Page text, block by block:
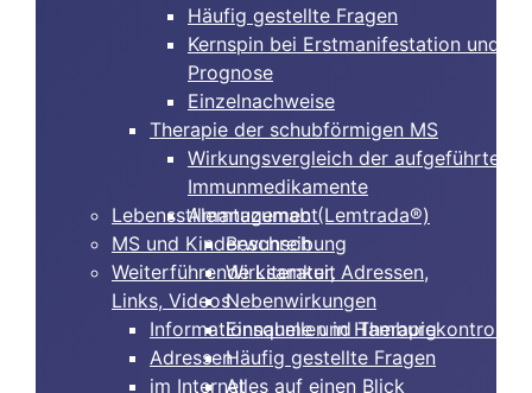
Häufig gestellte Fragen
Kernspin bei Erstmanifestation und
Prognose
Einzelnachweise
Therapie der schubförmigen MS
Wirkungsvergleich der aufgeführten
Immunmedikamente
Alemtuzumab (Lemtrada®)
Beschreibung
Wirksamkeit
Nebenwirkungen
Einnahme und Therapiekontrolle
Häufig gestellte Fragen
Alles auf einen Blick
Lebensstilmanagement
MS und Kinderwunsch
Weiterführende Literatur, Adressen,
Links, Videos
Informationsquellen in Hamburg
Adressen
im Internet